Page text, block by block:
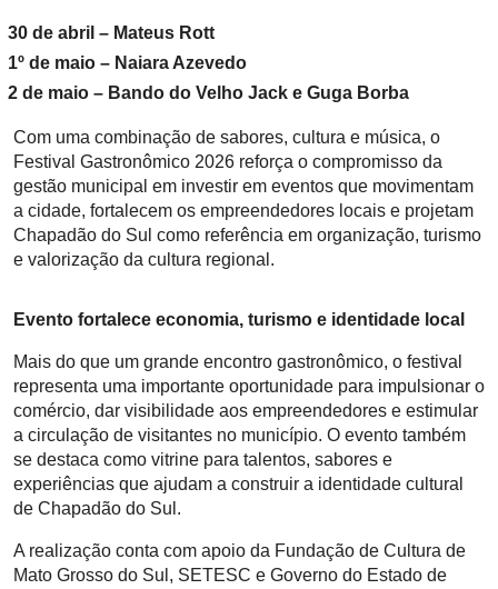
30 de abril – Mateus Rott
1º de maio – Naiara Azevedo
2 de maio – Bando do Velho Jack e Guga Borba
Com uma combinação de sabores, cultura e música, o
Festival Gastronômico 2026 reforça o compromisso da
gestão municipal em investir em eventos que movimentam
a cidade, fortalecem os empreendedores locais e projetam
Chapadão do Sul como referência em organização, turismo
e valorização da cultura regional.
Evento fortalece economia, turismo e identidade local
Mais do que um grande encontro gastronômico, o festival
representa uma importante oportunidade para impulsionar o
comércio, dar visibilidade aos empreendedores e estimular
a circulação de visitantes no município. O evento também
se destaca como vitrine para talentos, sabores e
experiências que ajudam a construir a identidade cultural
de Chapadão do Sul.
A realização conta com apoio da Fundação de Cultura de
Mato Grosso do Sul, SETESC e Governo do Estado de